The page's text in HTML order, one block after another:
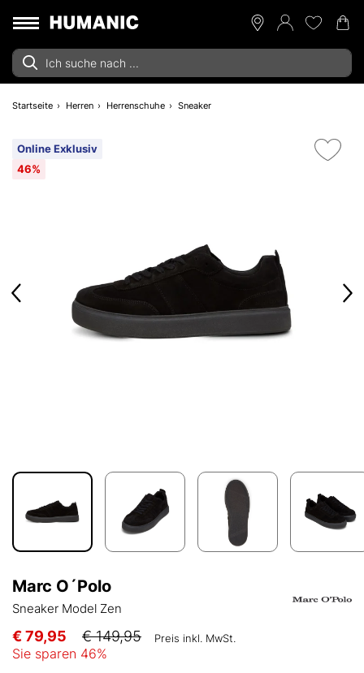
Startseite Herren Herrenschuhe Sneaker
Online Exklusiv
46%
Marc O´Polo
Sneaker Model Zen
€ 79,95 € 149,95 Preis inkl. MwSt.
Sie sparen 46%